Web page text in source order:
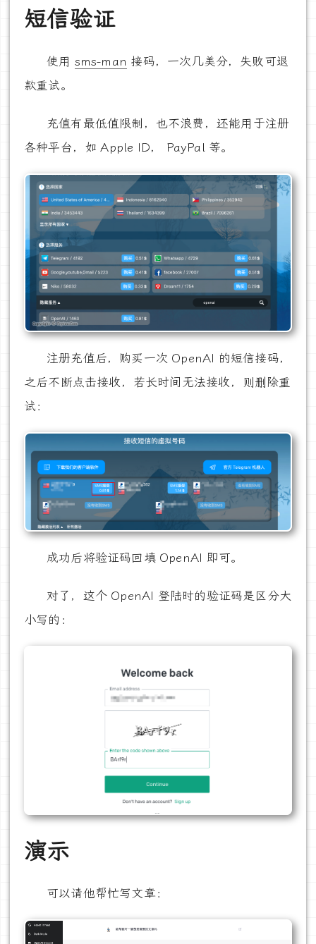
短信验证
使用 sms-man 接码，一次几美分，失败可退
款重试。
充值有最低值限制，也不浪费，还能用于注册
各种平台，如 Apple ID， PayPal 等。
注册充值后，购买一次 OpenAI 的短信接码，
之后不断点击接收，若长时间无法接收，则删除重
试：
成功后将验证码回填 OpenAI 即可。
对了，这个 OpenAI 登陆时的验证码是区分大
小写的：
演示
可以请他帮忙写文章：